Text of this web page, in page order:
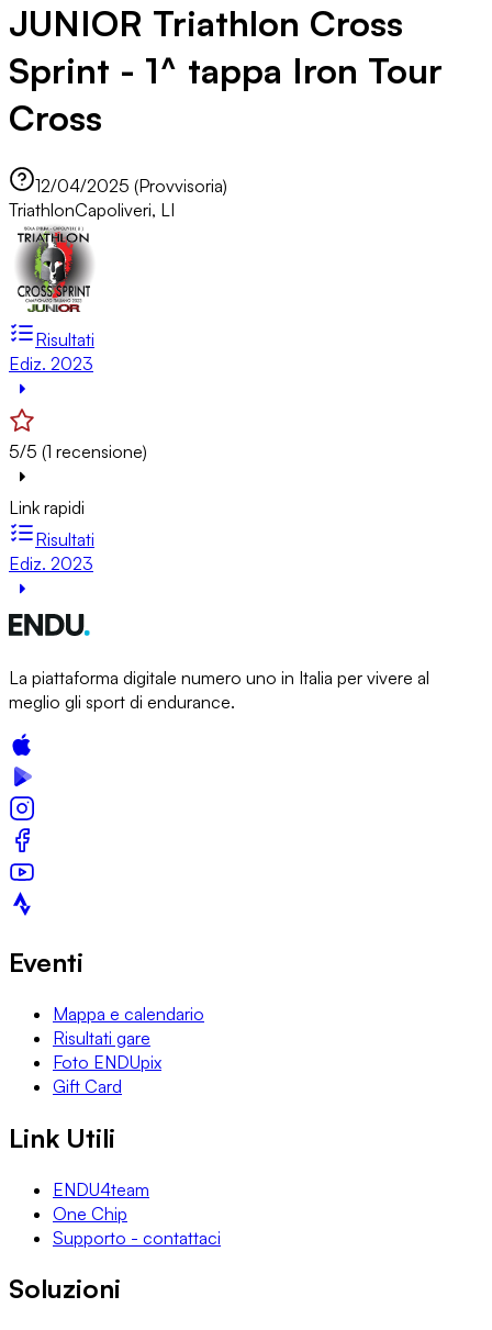
JUNIOR Triathlon Cross
Sprint - 1^ tappa Iron Tour
Cross
12/04/2025 (Provvisoria)
TriathlonCapoliveri, LI
Risultati
Ediz. 2023
5/5 (1 recensione)
Link rapidi
Risultati
Ediz. 2023
La piattaforma digitale numero uno in Italia per vivere al
meglio gli sport di endurance.
Eventi
Mappa e calendario
Risultati gare
Foto ENDUpix
Gift Card
Link Utili
ENDU4team
One Chip
Supporto - contattaci
Soluzioni